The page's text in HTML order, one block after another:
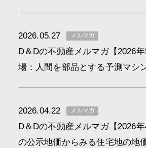
2026.05.27 メルマガ
D＆Dの不動産メルマガ【2026
場：人間を部品とする予測マシ
2026.04.22 メルマガ
D＆Dの不動産メルマガ【2026
の公示地価からみる住宅地の地